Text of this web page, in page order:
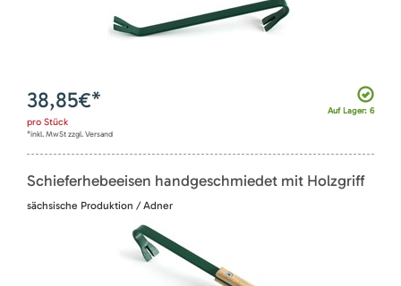
Auf Lager: 6
38,85€*
pro Stück
*inkl. MwSt zzgl. Versand
Schieferhebeeisen handgeschmiedet mit Holzgriff
sächsische Produktion / Adner